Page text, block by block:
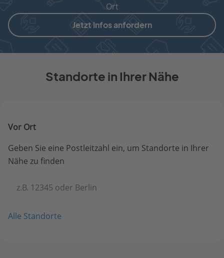
Ort
Jetzt Infos anfordern
Standorte in Ihrer Nähe
Vor Ort
Geben Sie eine Postleitzahl ein, um Standorte in Ihrer
Nähe zu finden
z.B. 12345 oder Berlin
Alle Standorte